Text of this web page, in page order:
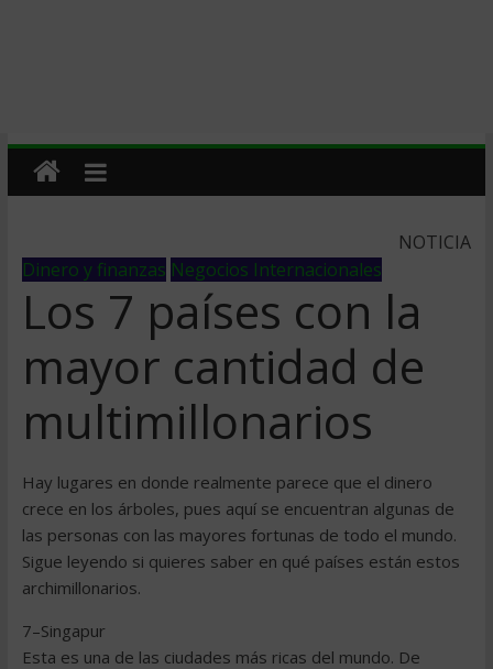
NOTICIA
Dinero y finanzas Negocios Internacionales
Los 7 países con la
mayor cantidad de
multimillonarios
Hay lugares en donde realmente parece que el dinero
crece en los árboles, pues aquí se encuentran algunas de
las personas con las mayores fortunas de todo el mundo.
Sigue leyendo si quieres saber en qué países están estos
archimillonarios.
7–Singapur
Esta es una de las ciudades más ricas del mundo. De